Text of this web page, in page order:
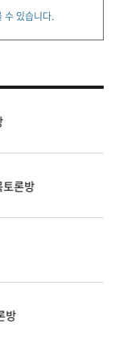
수 있습니다.